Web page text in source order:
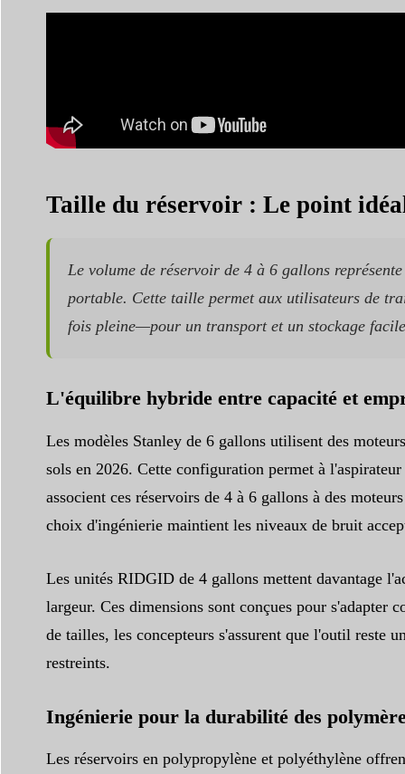
Taille du réservoir : Le point
Le volume de réservoir de 4 à 6 gallons
portable. Cette taille permet aux utilisateurs de
fois pleine—pour un transport et un stockage
L'équilibre hybride entre capacité et
Les modèles Stanley de 6 gallons utilisent des
sols en 2026. Cette configuration permet à
associent ces réservoirs de 4 à 6 gallons à des
choix d'ingénierie maintient les niveaux de bruit
Les unités RIDGID de 4 gallons mettent davantage
largeur. Ces dimensions sont conçues pour s'adapter
de tailles, les concepteurs s'assurent que l'outil reste
restreints.
Ingénierie pour la durabilité des
Les réservoirs en polypropylène et polyéthylène